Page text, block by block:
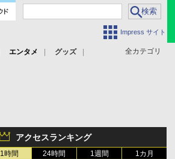
Impress サイト
全カテゴリ
エンタメ
グッズ
アクセスランキング
1時間 24時間 1週間 1カ月